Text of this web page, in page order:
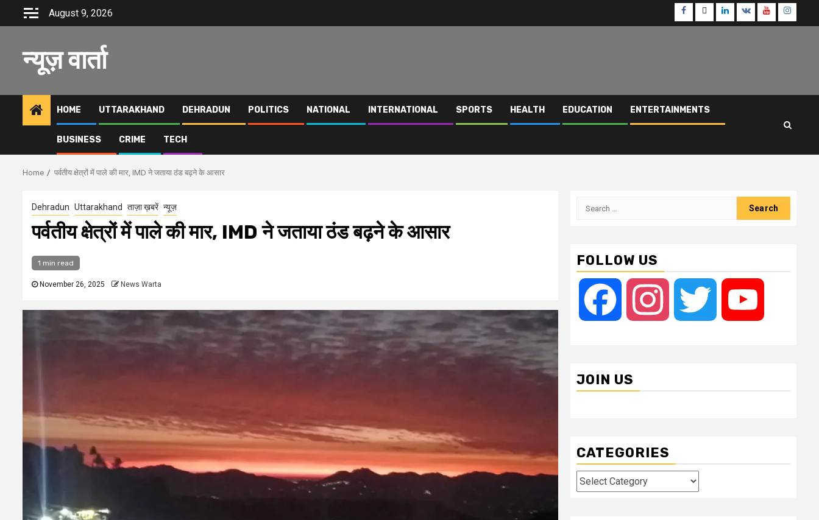
August 9, 2026 Facebook
TwitterLinkedin
VK Youtube
न्यूज़ वार्ता
HOME UTTARAKHAND DEHRADUN POLITICS NATIONAL INTERNATIONAL SPORTS HEALTH EDUCATION ENTERTAINMENTS
BUSINESS CRIME TECH
Home पर्वतीय क्षेत्रों में पाले की मार, IMD ने जताया ठंड बढ़ने के आसार
Dehradun Uttarakhand ताज़ा ख़बरें न्यूज़
पर्वतीय क्षेत्रों में पाले की मार, IMD ने जताया ठंड बढ़ने के आसार
1 min read
November 26, 2025 News Warta
Search
FOLLOW US
Facebook Instagram Twitter
JOIN US
CATEGORIES
Categories